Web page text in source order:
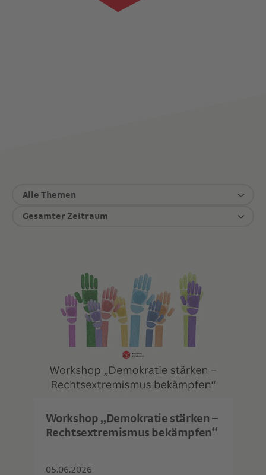
Alle Themen
Gesamter Zeitraum
Workshop „Demokratie stärken –
Rechtsextremismus bekämpfen“
05.06.2026